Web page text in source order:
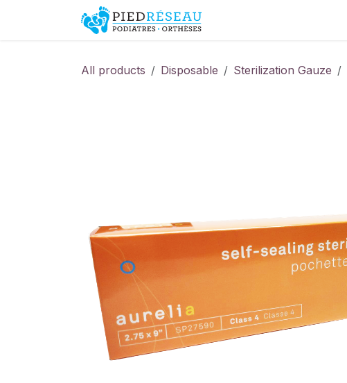
All products Disposable Sterilization Gauze